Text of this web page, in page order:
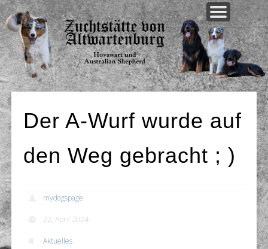
ÜBER UNS
AKTUELLES
UNSERE HUNDE
UNSERE ZUCHT
WELPEN AKTUELL
KONTAKT
Der A-Wurf wurde auf
den Weg gebracht ; )
mydogspage
22. April 2024
Aktuelles